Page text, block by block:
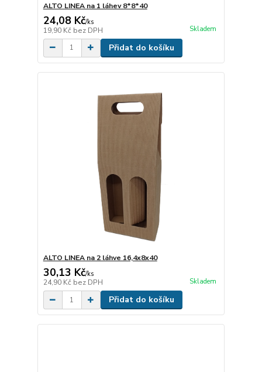
ALTO LINEA na 1 láhev 8*8*40
24,08 Kč/ks
19,90 Kč bez DPH Skladem
Přidat do košíku
ALTO LINEA na 2 láhve 16,4x8x40
30,13 Kč/ks
24,90 Kč bez DPH Skladem
Přidat do košíku